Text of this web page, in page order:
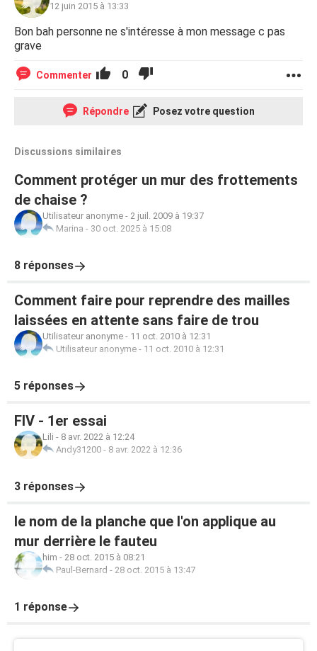
12 juin 2015 à 13:33
Bon bah personne ne s'intéresse à mon message c pas
grave
Commenter 0
Répondre Posez votre question
Discussions similaires
Comment protéger un mur des frottements
de chaise ?
Utilisateur anonyme - 2 juil. 2009 à 19:37
Marina - 30 oct. 2025 à 15:08
8 réponses
Comment faire pour reprendre des mailles
laissées en attente sans faire de trou
Utilisateur anonyme - 11 oct. 2010 à 12:31
Utilisateur anonyme - 11 oct. 2010 à 12:31
5 réponses
FIV - 1er essai
Lili - 8 avr. 2022 à 12:24
Andy31200 - 8 avr. 2022 à 12:36
3 réponses
le nom de la planche que l'on applique au
mur derrière le fauteu
him - 28 oct. 2015 à 08:21
Paul-Bernard - 28 oct. 2015 à 13:47
1 réponse